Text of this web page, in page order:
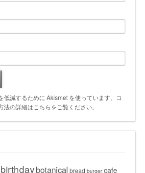
低減するために Akismet を使っています。
コ
法の詳細はこちらをご覧ください。
birthdaybotanical bread burger cafe